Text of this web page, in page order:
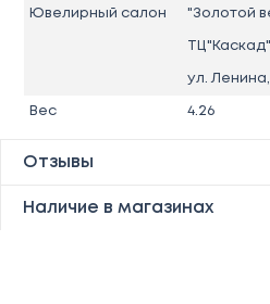
Ювелирный салон "Золотой
ул. Ленина,
Вес 4.26
Отзывы
Наличие в магазинах